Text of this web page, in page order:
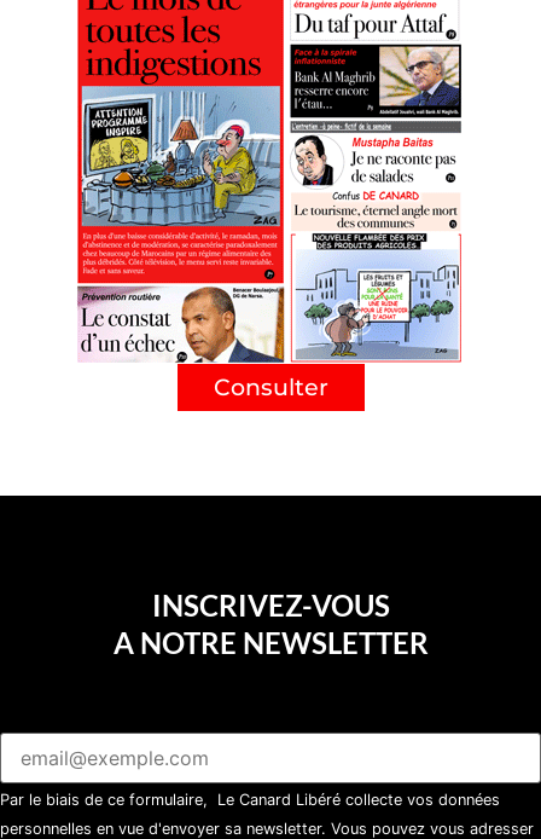
Consulter
INSCRIVEZ-VOUS
A NOTRE NEWSLETTER
Par le biais de ce formulaire, Le Canard Libéré collecte vos données
personnelles en vue d'envoyer sa newsletter. Vous pouvez vous adresser